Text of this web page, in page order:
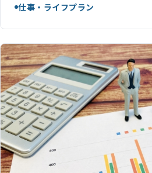
仕事・ライフプラン